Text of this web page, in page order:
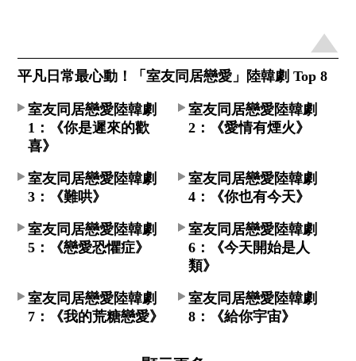
平凡日常最心動！「室友同居戀愛」陸韓劇 Top 8
室友同居戀愛陸韓劇
1：《你是遲來的歡
喜》
室友同居戀愛陸韓劇
2：《愛情有煙火》
室友同居戀愛陸韓劇
3：《難哄》
室友同居戀愛陸韓劇
4：《你也有今天》
室友同居戀愛陸韓劇
5：《戀愛恐懼症》
室友同居戀愛陸韓劇
6：《今天開始是人
類》
室友同居戀愛陸韓劇
7：《我的荒糖戀愛》
室友同居戀愛陸韓劇
8：《給你宇宙》